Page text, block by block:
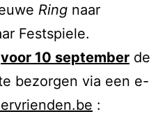
Ring naar
Festspiele.
voor 10 september de
bezorgen via een e-
: